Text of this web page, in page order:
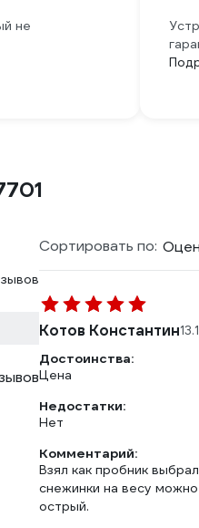
не
Сортировать по:
Котов Константин
Достоинства:
Цена
Недостатки:
Нет
Комментарий:
Взял как пробник
снежинки на весу
острый.